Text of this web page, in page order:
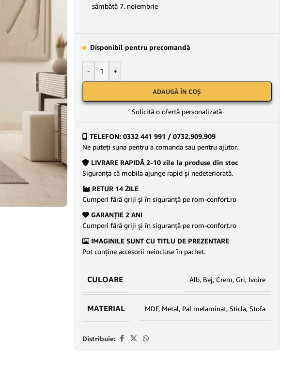
sâmbătă 7. noiembrie
Disponibil pentru precomandă
- +
ADAUGĂ ÎN COȘ
Solicită o ofertă personalizată
TELEFON: 0332 441 991 / 0732.909.909
Ne puteţi suna pentru a comanda sau pentru ajutor.
LIVRARE RAPIDĂ 2-10 zile la produse din stoc
Siguranţa că mobila ajunge rapid şi nedeteriorată.
RETUR 14 ZILE
Cumperi fără griji şi în siguranţă pe rom-confort.ro
GARANŢIE 2 ANI
Cumperi fără griji şi în siguranţă pe rom-confort.ro
IMAGINILE SUNT CU TITLU DE PREZENTARE
Pot conține accesorii neincluse în pachet.
CULOARE Alb, Bej, Crem, Gri, Ivoire
MATERIAL MDF, Metal, Pal melaminat, Sticla, Stofa
Distribuie: